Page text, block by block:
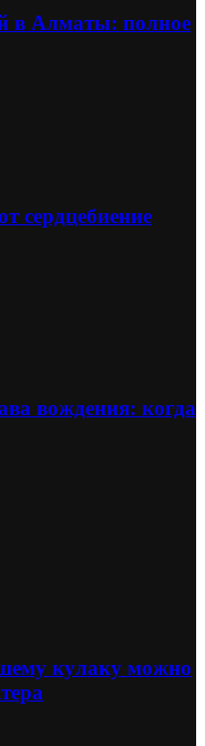
в Алматы: полное
сердцебиение
вождения: когда
кулаку можно